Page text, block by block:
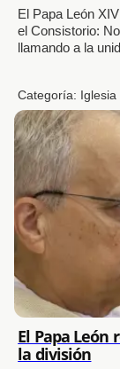
El Papa León
el Consistorio:
llamando a la
Categoría: Iglesia
El Papa León
la división